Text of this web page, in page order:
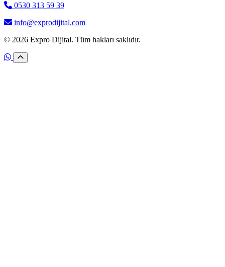
0530 313 59 39
info@exprodijital.com
© 2026 Expro Dijital. Tüm hakları saklıdır.